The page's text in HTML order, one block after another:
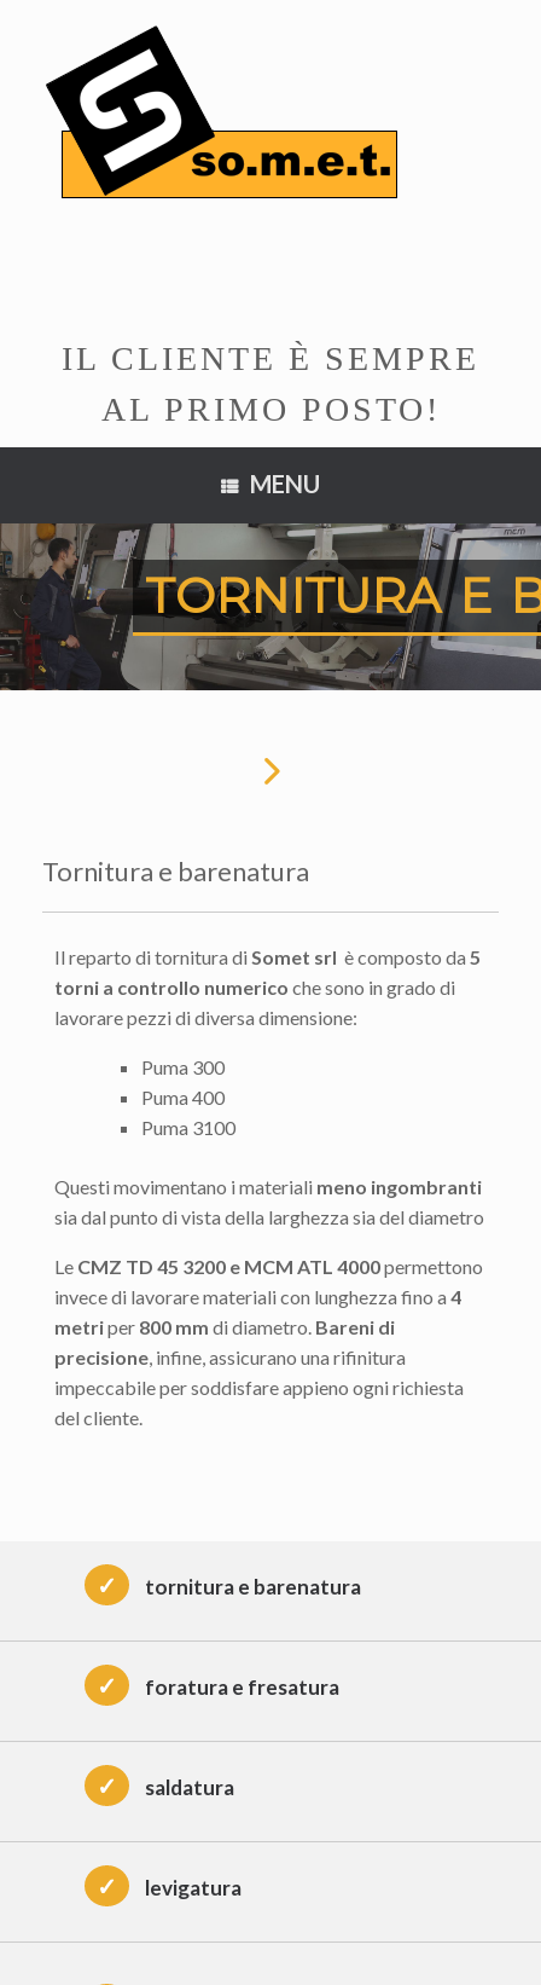
IL CLIENTE È SEMPRE
AL PRIMO POSTO!
MENU
TORNITURA E
Tornitura e barenatura
Il reparto di tornitura di Somet srl è composto da 5
torni a controllo numerico che sono in grado di
lavorare pezzi di diversa dimensione:
Puma 300
Puma 400
Puma 3100
Questi movimentano i materiali meno ingombranti
sia dal punto di vista della larghezza sia del diametro
Le CMZ TD 45 3200 e MCM ATL 4000permettono
invece di lavorare materiali con lunghezza fino a 4
metriper 800 mm di diametro. Bareni di
precisione, infine, assicurano una rifinitura
impeccabile per soddisfare appieno ogni richiesta
del cliente.
✓ tornitura e barenatura
✓ foratura e fresatura
✓ saldatura
✓ levigatura